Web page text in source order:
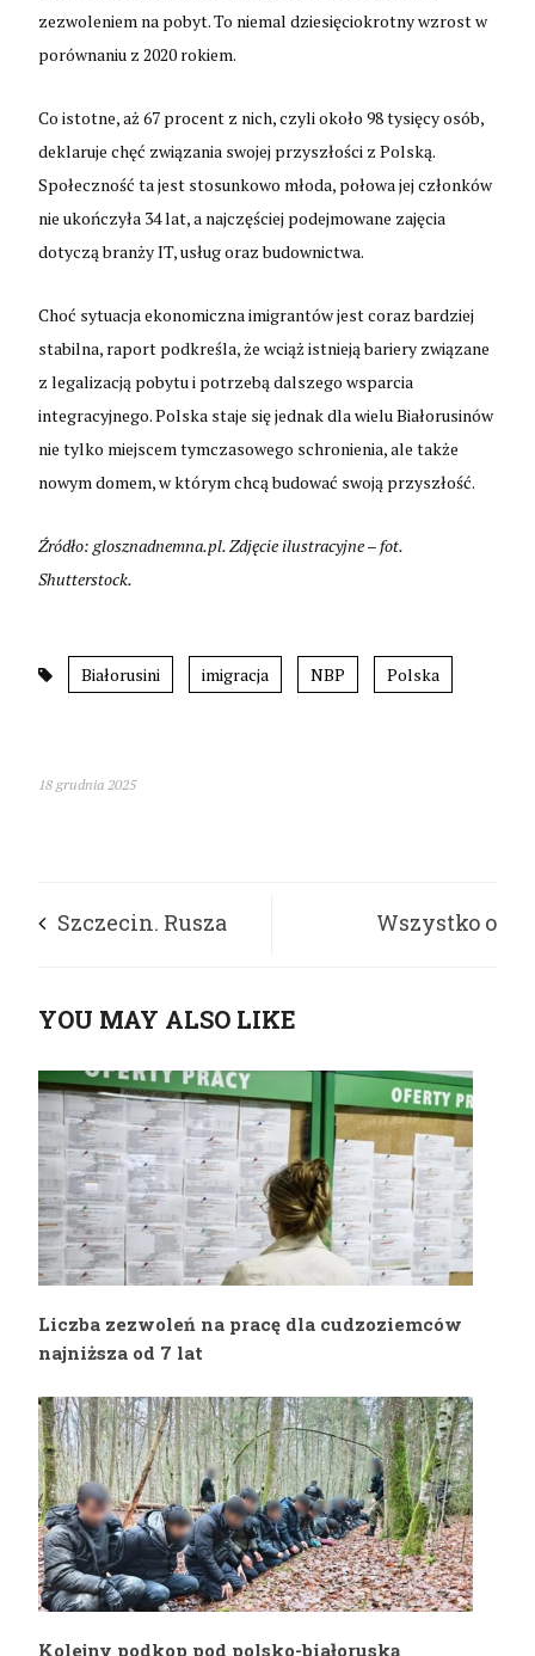
zezwoleniem na pobyt. To niemal dziesięciokrotny wzrost w
porównaniu z 2020 rokiem.
Co istotne, aż 67 procent z nich, czyli około 98 tysięcy osób,
deklaruje chęć związania swojej przyszłości z Polską.
Społeczność ta jest stosunkowo młoda, połowa jej członków
nie ukończyła 34 lat, a najczęściej podejmowane zajęcia
dotyczą branży IT, usług oraz budownictwa.
Choć sytuacja ekonomiczna imigrantów jest coraz bardziej
stabilna, raport podkreśla, że wciąż istnieją bariery związane
z legalizacją pobytu i potrzebą dalszego wsparcia
integracyjnego. Polska staje się jednak dla wielu Białorusinów
nie tylko miejscem tymczasowego schronienia, ale także
nowym domem, w którym chcą budować swoją przyszłość.
Źródło: glosznadnemna.pl. Zdjęcie ilustracyjne – fot.
Shutterstock.
Białorusini imigracja NBP Polska
18 grudnia 2025
Szczecin. Rusza
mieszkańców
Wszystko o
YOU MAY ALSO LIKE
Liczba zezwoleń na pracę dla cudzoziemców
najniższa od 7 lat
Kolejny podkop pod polsko-białoruską